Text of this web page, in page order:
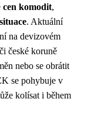
cen komodit,
. Aktuální
na devizovém
české koruně
nebo se obrátit
se pohybuje v
kolísat i během